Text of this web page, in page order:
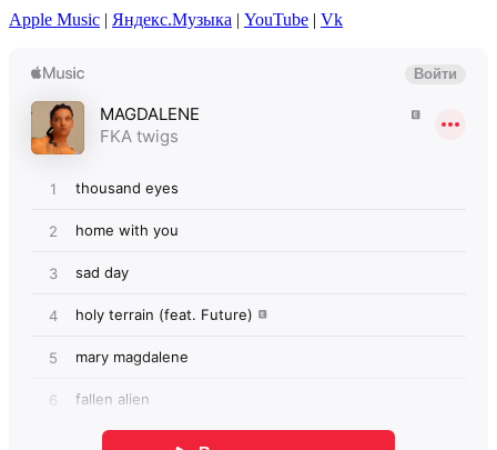
Apple Music | Яндекс.Музыка | YouTube | Vk